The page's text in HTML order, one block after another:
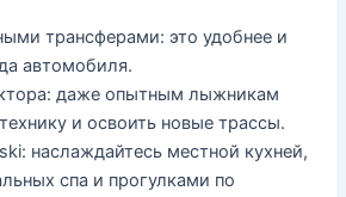
трансферами: это удобнее и
автомобиля.
даже опытным лыжникам
и освоить новые трассы.
наслаждайтесь местной кухней,
спа и прогулками по